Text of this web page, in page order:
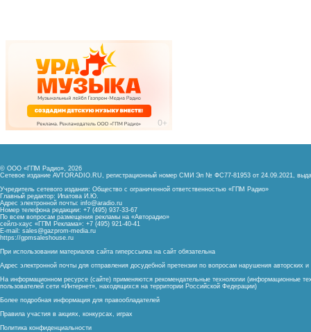
© ООО «ГПМ Радио», 2026
Сетевое издание AVTORADIO.RU, регистрационный номер СМИ Эл № ФС77-81953 от 24.09.2021,
Учредитель сетевого издания: Общество с ограниченной ответственностью «ГПМ Радио»
Главный редактор: Ипатова И.Ю.
Адрес электронной почты: info@aradio.ru
Номер телефона редакции: +7 (495) 937-33-67
По всем вопросам размещения рекламы на «Авторадио»
сейлз-хаус «ГПМ Реклама»: +7 (495) 921-40-41
E-mail: sales@gazprom-media.ru
https://gpmsaleshouse.ru
При использовании материалов сайта гиперссылка на сайт обязательна
Адрес электронной почты для отправления досудебной претензии по вопросам нарушения авторских
На информационном ресурсе (сайте) применяются рекомендательные технологии (информационные
пользователей сети «Интернет», находящихся на территории Российской Федерации)
Более подробная информация для правообладателей
Правила участия в акциях, конкурсах, играх
Политика конфиденциальности